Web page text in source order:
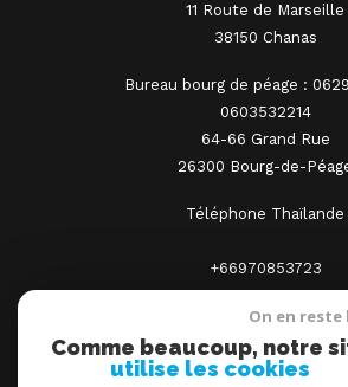
11 Route de Marseille
38150 Chanas
Bureau bourg de péage :
0603532214
64-66 Grand Rue
26300 Bourg-de-
Téléphone Thaïlande
+66970853723
contact@agence-On en reste
Comme beaucoup, notre
utilise les cookies